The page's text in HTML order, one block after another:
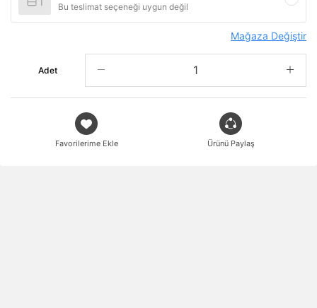
Bu teslimat seçeneği uygun değil
Mağaza Değiştir
Adet
Favorilerime Ekle Ürünü Paylaş